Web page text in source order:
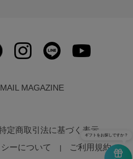
MAIL MAGAZINE
定商取引法に基づく表示
ーについて
ご利用規約
ギフトをお探しですか？